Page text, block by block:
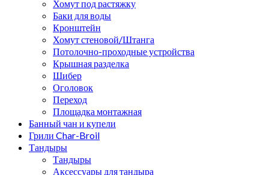
Хомут под растяжку
Баки для воды
Кронштейн
Хомут стеновой/Штанга
Потолочно-проходные устройства
Крышная разделка
Шибер
Оголовок
Переход
Площадка монтажная
Банный чан и купели
Грили Char-Broil
Тандыры
Тандыры
Аксессуары для тандыра